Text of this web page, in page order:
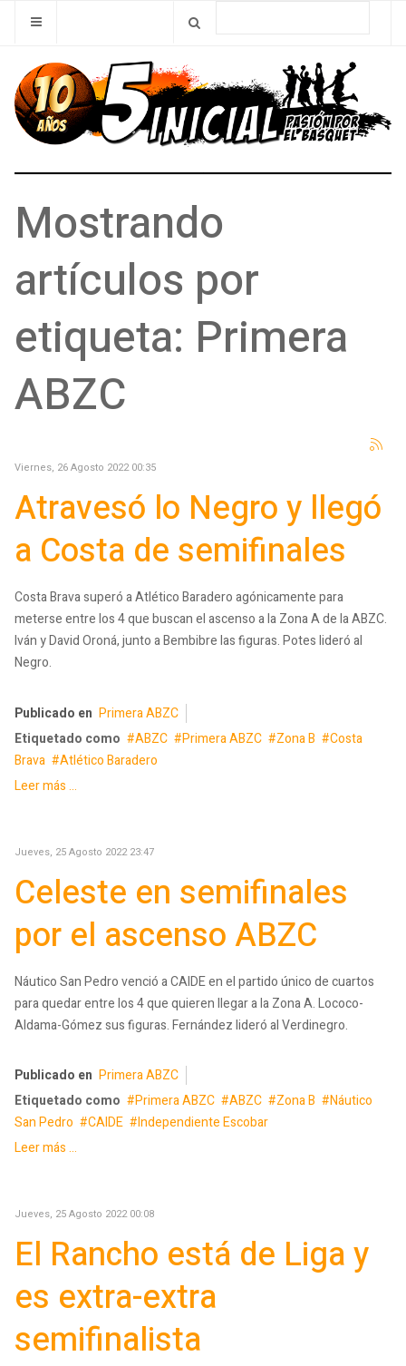
Mostrando
artículos por
etiqueta: Primera
ABZC
Viernes, 26 Agosto 2022 00:35
Atravesó lo Negro y llegó
a Costa de semifinales
Costa Brava superó a Atlético Baradero agónicamente para
meterse entre los 4 que buscan el ascenso a la Zona A de la ABZC.
Iván y David Oroná, junto a Bembibre las figuras. Potes lideró al
Negro.
Publicado en Primera ABZC
Etiquetado como
ABZC Primera ABZC Zona B
Costa
Brava
Atlético Baradero
Leer más ...
Jueves, 25 Agosto 2022 23:47
Celeste en semifinales
por el ascenso ABZC
Náutico San Pedro venció a CAIDE en el partido único de cuartos
para quedar entre los 4 que quieren llegar a la Zona A. Lococo-
Aldama-Gómez sus figuras. Fernández lideró al Verdinegro.
Publicado en Primera ABZC
Etiquetado como
Primera ABZC ABZC Zona B
Náutico
San Pedro
CAIDE
Independiente Escobar
Leer más ...
Jueves, 25 Agosto 2022 00:08
El Rancho está de Liga y
es extra-extra
semifinalista